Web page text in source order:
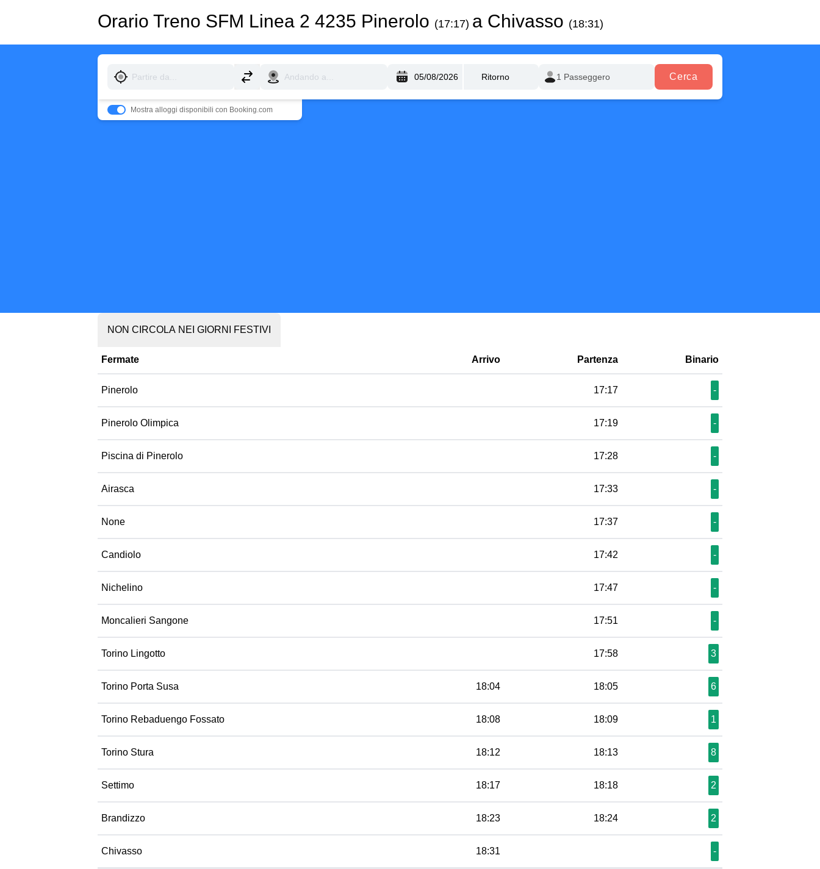
Orario Treno SFM Linea 2 4235 Pinerolo (17:17) a Chivasso (18:31)
Cerca
Mostra alloggi disponibili con Booking.com
NON CIRCOLA NEI GIORNI FESTIVI
Fermate Arrivo Partenza Binario
Pinerolo 17:17 -
Pinerolo Olimpica 17:19 -
Piscina di Pinerolo 17:28 -
Airasca 17:33 -
None 17:37 -
Candiolo 17:42 -
Nichelino 17:47 -
Moncalieri Sangone 17:51 -
Torino Lingotto 17:58 3
Torino Porta Susa 18:04 18:05 6
Torino Rebaduengo Fossato 18:08 18:09 1
Torino Stura 18:12 18:13 8
Settimo 18:17 18:18 2
Brandizzo 18:23 18:24 2
Chivasso 18:31 -